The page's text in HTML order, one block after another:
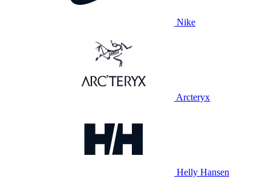
Nike
Arcteryx
Helly Hansen